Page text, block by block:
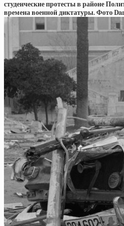
студенческие протесты в районе
времена военной диктатуры. Фото